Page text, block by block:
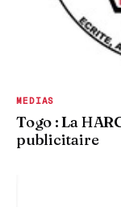
MEDIAS
Togo : La
publicitaire